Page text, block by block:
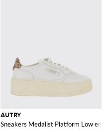
AUTRY
Sneakers Medalist Platform Low en